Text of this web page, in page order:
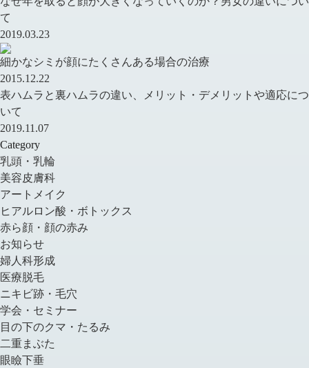
て
2019.03.23
細かなシミが顔にたくさんある場合の治療
2015.12.22
表ハムラと裏ハムラの違い、メリット・デメリットや適応につ
いて
2019.11.07
Category
乳頭・乳輪
美容皮膚科
アートメイク
ヒアルロン酸・ボトックス
赤ら顔・顔の赤み
お知らせ
婦人科形成
医療脱毛
ニキビ跡・毛穴
学会・セミナー
目の下のクマ・たるみ
二重まぶた
眼瞼下垂